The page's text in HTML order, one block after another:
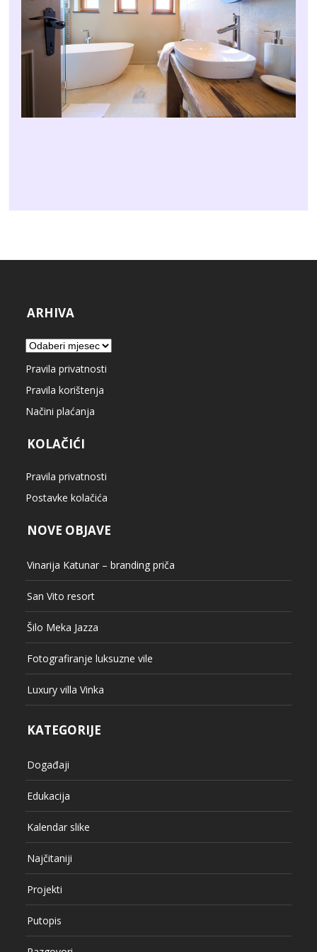
ARHIVA
Arhiva
Pravila privatnosti
Pravila korištenja
Načini plaćanja
KOLAČIĆI
Pravila privatnosti
Postavke kolačića
NOVE OBJAVE
Vinarija Katunar – branding priča
San Vito resort
Šilo Meka Jazza
Fotografiranje luksuzne vile
Luxury villa Vinka
KATEGORIJE
Događaji
Edukacija
Kalendar slike
Najčitaniji
Projekti
Putopis